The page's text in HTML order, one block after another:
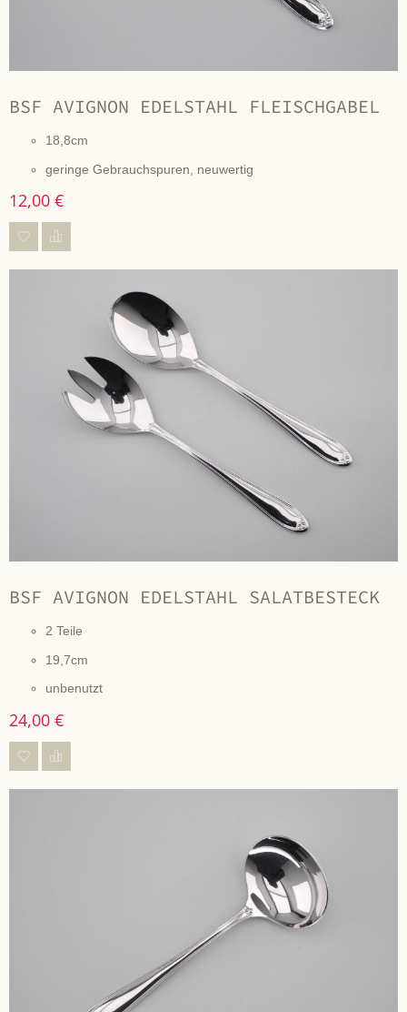
BSF AVIGNON EDELSTAHL FLEISCHGABEL
18,8cm
geringe Gebrauchspuren, neuwertig
12,00 €
BSF AVIGNON EDELSTAHL SALATBESTECK
2 Teile
19,7cm
unbenutzt
24,00 €